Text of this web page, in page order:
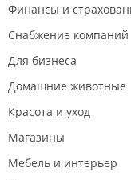
Финансы и
Снабжение компаний
Для бизнеса
Домашние животные
Красота и уход
Магазины
Мебель и интерьер